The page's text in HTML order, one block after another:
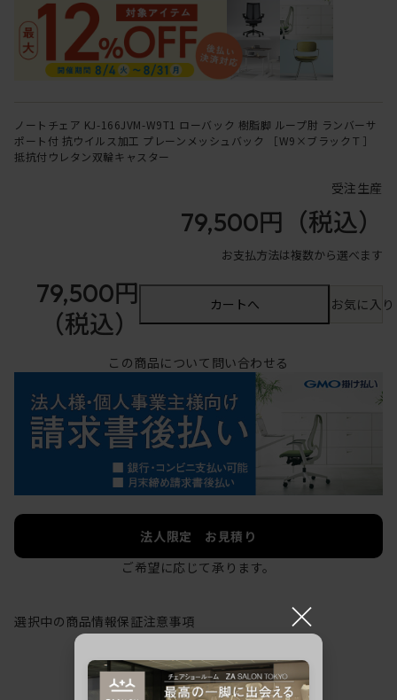
ノートチェア KJ-166JVM-W9T1 ローバック 樹脂脚 ループ肘 ランバーサ
ポート付 抗ウイルス加工 プレーンメッシュバック ［W9×ブラックＴ］
抵抗付ウレタン双輪キャスター
受注生産
79,500円 （税込）
お支払方法は複数から選べます
79,500円
（税込）
カートへ お気に入
この商品について問い合わせる
法人限定 お見積り
ご希望に応じて承ります。
選択中の商品情報保証注意事項 ×